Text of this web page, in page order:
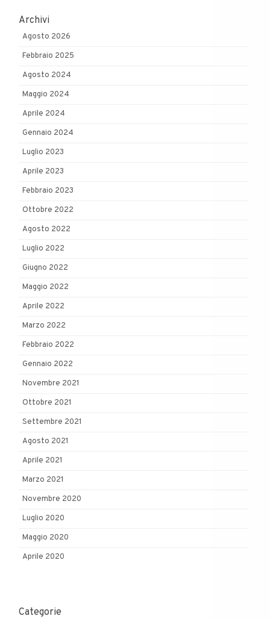
Archivi
Agosto 2026
Febbraio 2025
Agosto 2024
Maggio 2024
Aprile 2024
Gennaio 2024
Luglio 2023
Aprile 2023
Febbraio 2023
Ottobre 2022
Agosto 2022
Luglio 2022
Giugno 2022
Maggio 2022
Aprile 2022
Marzo 2022
Febbraio 2022
Gennaio 2022
Novembre 2021
Ottobre 2021
Settembre 2021
Agosto 2021
Aprile 2021
Marzo 2021
Novembre 2020
Luglio 2020
Maggio 2020
Aprile 2020
Categorie